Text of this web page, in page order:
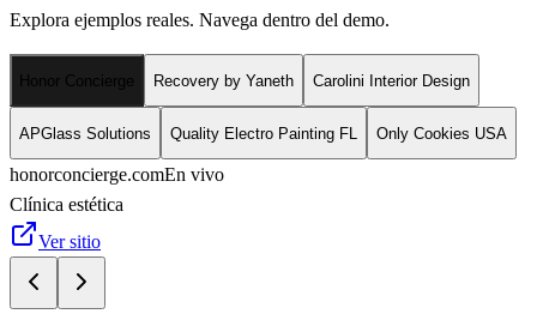
Explora ejemplos reales. Navega dentro del demo.
Honor Concierge Recovery by Yaneth Carolini Interior Design
APGlass Solutions Quality Electro Painting FL Only Cookies USA
honorconcierge.comEn vivo
Clínica estética
Ver sitio